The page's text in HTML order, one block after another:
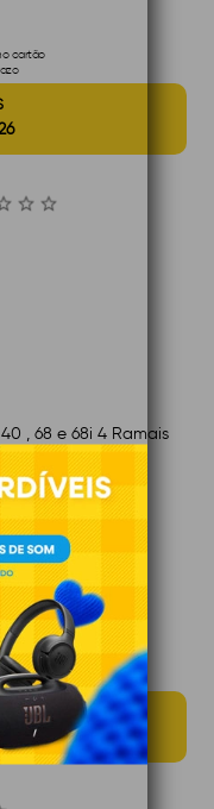
cartão
, 68 e 68i 4 Ramais
cartão